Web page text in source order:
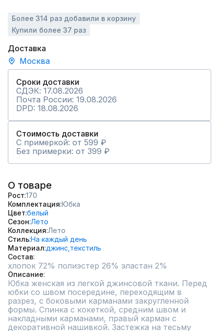
Более 314 раз добавили в корзину
Купили более 37 раз
Доставка
Москва
Сроки доставки
СДЭК: 17.08.2026
Почта России: 19.08.2026
DPD: 18.08.2026
Стоимость доставки
С примеркой: от 599 ₽
Без примерки: от 399 ₽
О товаре
Рост 170
Комплектация Юбка
Цвет белый
Сезон Лето
Коллекция Лето
СтильНа каждый день
Материал джинс, текстиль
Состав
хлопок 72% полиэстер 26% эластан 2%
Описание
Юбка женская из легкой джинсовой ткани. Перед
юбки со швом посередине, переходящим в
разрез, с боковыми карманами закругленной
формы. Спинка с кокеткой, средним швом и
накладными карманами, правый карман с
декоративной нашивкой. Застежка на тесьму